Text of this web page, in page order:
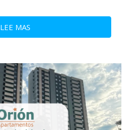
LEE MAS